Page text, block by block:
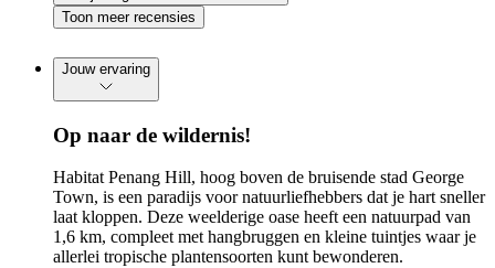
Toon meer recensies
Jouw ervaring
Op naar de wildernis!
Habitat Penang Hill, hoog boven de bruisende stad George
Town, is een paradijs voor natuurliefhebbers dat je hart sneller
laat kloppen. Deze weelderige oase heeft een natuurpad van
1,6 km, compleet met hangbruggen en kleine tuintjes waar je
allerlei tropische plantensoorten kunt bewonderen.